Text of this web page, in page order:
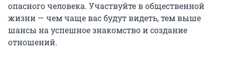
опасного человека. Участвуйте в общественной
жизни — чем чаще вас будут видеть, тем выше
шансы на успешное знакомство и создание
отношений.